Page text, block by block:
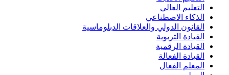
التعليم العالي
الذكاء الاصطناعي
القانون الدولي والعلاقات الدبلوماسية
القيادة التربوية
القيادة الرقمية
القيادة الفعالة
المعلم الفعال